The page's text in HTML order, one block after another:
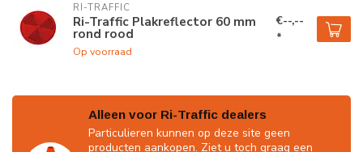
RI-TRAFFIC
Ri-Traffic Plakreflector 60 mm
rond rood
Op voorraad
€--,--
*
Alleen voor Ri-Traffic dealers
Particulieren kunnen op deze site geen
producten aankopen. Ziet u toch graag een